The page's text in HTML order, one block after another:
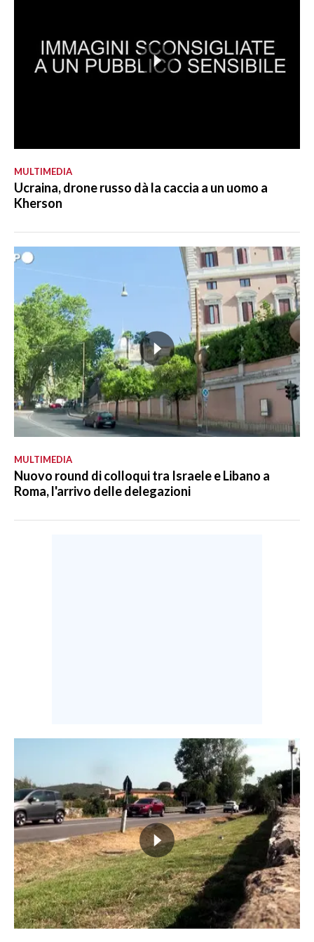
MULTIMEDIA
Ucraina, drone russo dà la caccia a un uomo a
Kherson
MULTIMEDIA
Nuovo round di colloqui tra Israele e Libano a
Roma, l'arrivo delle delegazioni